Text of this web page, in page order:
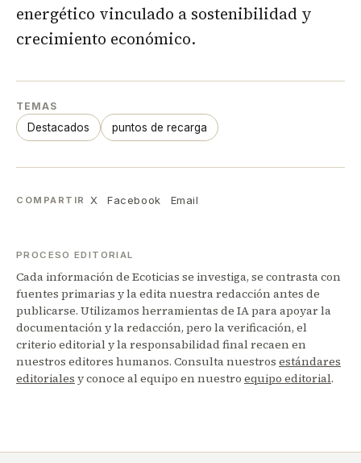
energético vinculado a sostenibilidad y
crecimiento económico.
TEMAS
Destacados puntos de recarga
COMPARTIR X Facebook Email
PROCESO EDITORIAL
Cada información de Ecoticias se investiga, se contrasta con
fuentes primarias y la edita nuestra redacción antes de
publicarse. Utilizamos herramientas de IA para apoyar la
documentación y la redacción, pero la verificación, el
criterio editorial y la responsabilidad final recaen en
nuestros editores humanos. Consulta nuestros estándares
editoriales y conoce al equipo en nuestro equipo editorial.